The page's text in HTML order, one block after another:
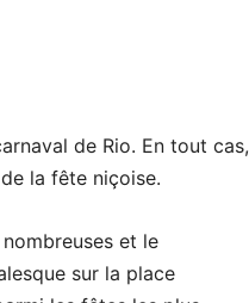
de Rio. En tout cas,
la fête niçoise.
et le
sur la place